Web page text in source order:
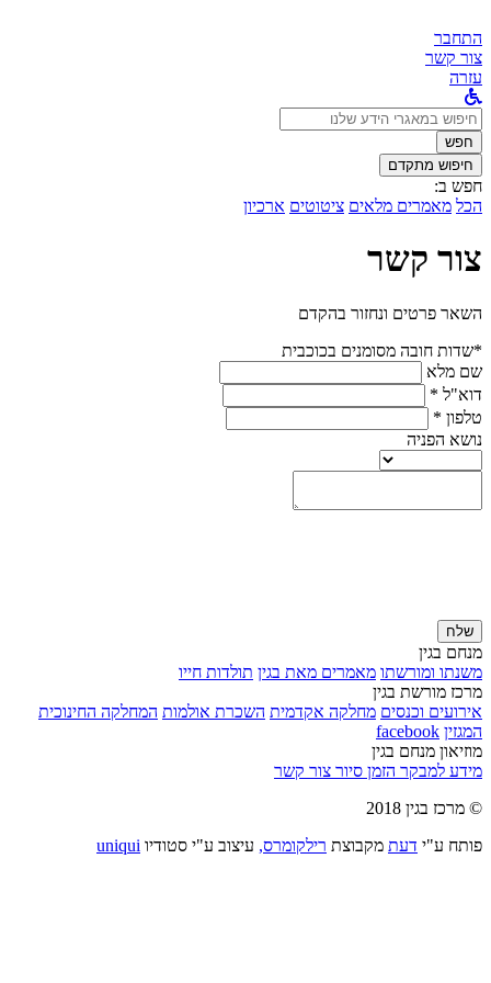
התחבר
צור קשר
עזרה
לחפש
ב:חפש
חיפוש מתקדם
חפש ב:
הכל מאמרים מלאים ציטוטים ארכיון
צור קשר
השאר פרטים ונחזור בהקדם
*שדות חובה מסומנים בכוכבית
שם מלא
דוא"ל *
טלפון *
נושא הפניה
שלח
מנחם בגין
משנתו ומורשתו מאמרים מאת בגין תולדות חייו
מרכז מורשת בגין
אירועים וכנסים מחלקה אקדמית השכרת אולמות המחלקה החינוכית
המגזין facebook
מוזיאון מנחם בגין
מידע למבקר הזמן סיור צור קשר
© מרכז בגין 2018
פותח ע"י דעת מקבוצת רילקומרס, עיצוב ע"י סטודיו uniqui